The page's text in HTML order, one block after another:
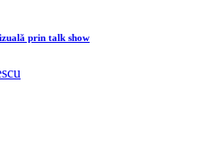
prin talk show